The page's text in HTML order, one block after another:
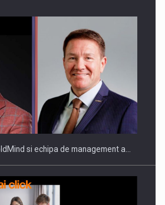
BUILT TO DELIVER TECHNOLOGY FOR
si echipa de management a…